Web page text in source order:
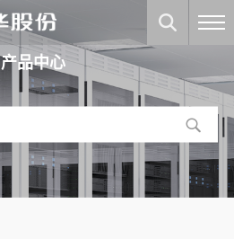
产品中心